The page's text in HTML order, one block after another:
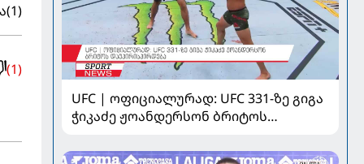
(1)
(1)
UFC | ოფიციალურად: UFC 331-ზე გიგა
ჭიკაძე ჟოანდერსონ ბრიტოს